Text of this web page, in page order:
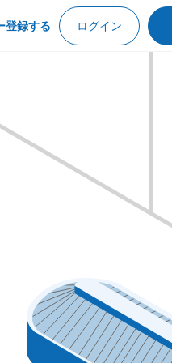
登録する ログイン